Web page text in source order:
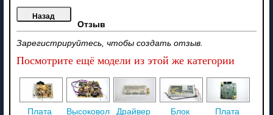
Отзыв
Зарегистрируйтесь, чтобы создать отзыв.
Посмотрите ещё модели из этой же категории
Плата
ВысоковольтнаяДрайвер
Блок
Плата